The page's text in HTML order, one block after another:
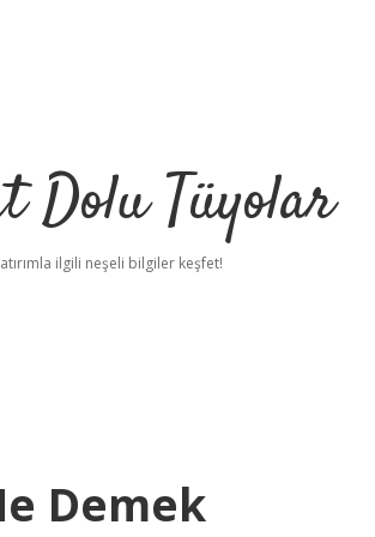
Dolu Tüyolar
ilgili neşeli bilgiler keşfet!
Demek